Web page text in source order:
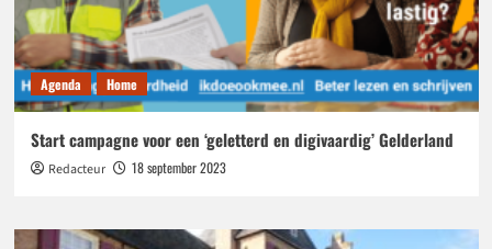
Agenda Home
Start campagne voor een ‘geletterd en digivaardig’ Gelderland
Redacteur 18 september 2023